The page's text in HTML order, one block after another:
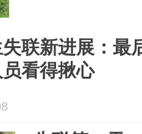
联新进展：最
看得揪心